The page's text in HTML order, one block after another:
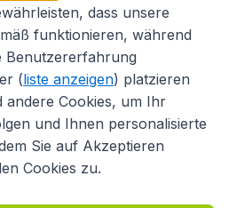
dass unsere
funktionieren, während
Benutzererfahrung
(liste anzeigen) platzieren
andere Cookies, um Ihr
und Ihnen personalisierte
Sie auf Akzeptieren
Cookies zu.